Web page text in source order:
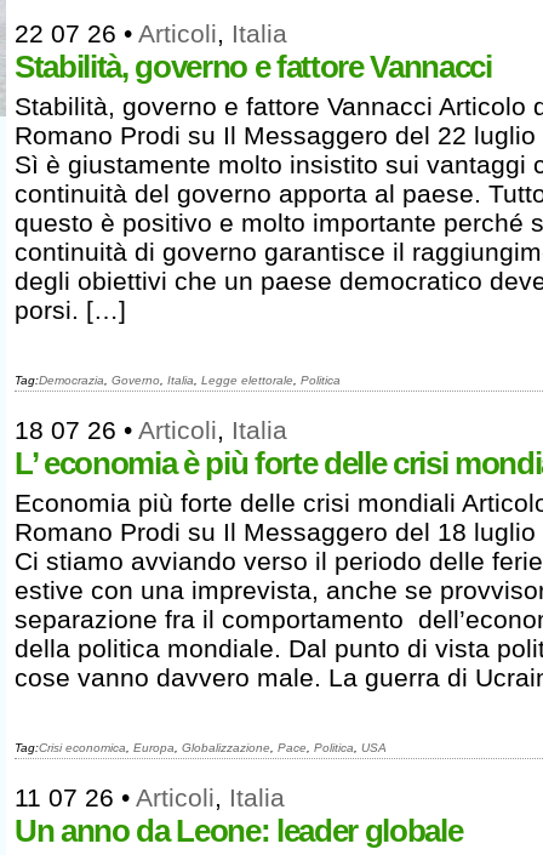
22 07 26 • Articoli, Italia
Stabilità, governo e fattore Vannacci
Stabilità, governo e fattore Vannacci Articolo
Romano Prodi su Il Messaggero del 22 luglio
Sì è giustamente molto insistito sui vantaggi
continuità del governo apporta al paese.
questo è positivo e molto importante perché
continuità di governo garantisce il
degli obiettivi che un paese democratico
porsi. […]
Tag:Democrazia Governo Italia Legge elettorale Politica
18 07 26 • Articoli, Italia
L’ economia è più forte delle crisi
Economia più forte delle crisi mondiali
Romano Prodi su Il Messaggero del 18 luglio
Ci stiamo avviando verso il periodo delle ferie
estive con una imprevista, anche se
separazione fra il comportamento
della politica mondiale. Dal punto di vista
cose vanno davvero male. La guerra di
Tag:Crisi economica Europa Globalizzazione Pace Politica USA
11 07 26 • Articoli, Italia
Un anno da Leone: leader globale